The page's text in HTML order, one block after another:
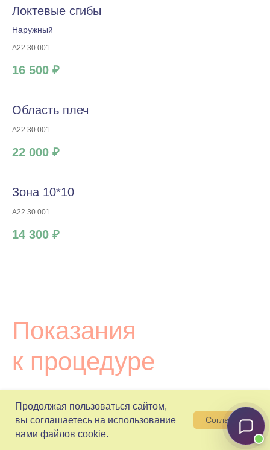
Локтевые сгибы
Наружный
A22.30.001
16 500 ₽
Область плеч
A22.30.001
22 000 ₽
Зона 10*10
A22.30.001
14 300 ₽
Показания
к процедуре
Уплотнение и подтяжка кожи лица
Продолжая пользоваться сайтом,
вы соглашаетесь на использование
нами файлов cookie.
Согласен